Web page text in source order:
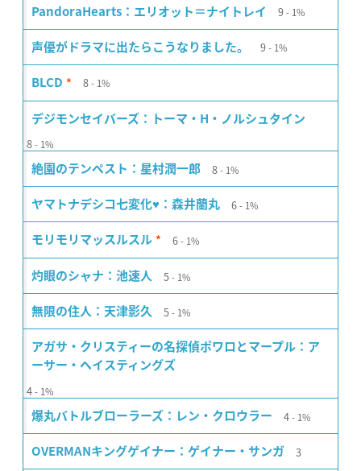
PandoraHearts：エリオット＝ナイトレイ 9 1%
声優がドラマに出たらこうなりました。 9 1%
BLCD * 8 1%
デジモンセイバーズ：トーマ・H・ノルシュタイン
8 1%
絶園のテンペスト：星村潤一郎 8 1%
ヤマトナデシコ七変化♥：森井蘭丸 6 1%
モリモリマッスルスル * 6 1%
灼眼のシャナ：池速人 5 1%
無限の住人：天津影久 5 1%
アガサ・クリスティーの名探偵ポワロとマープル：ア
ーサー・ヘイスティングズ
4 1%
爆丸バトルブローラーズ：レン・クロウラー 4 1%
OVERMANキングゲイナー：ゲイナー・サンガ 3